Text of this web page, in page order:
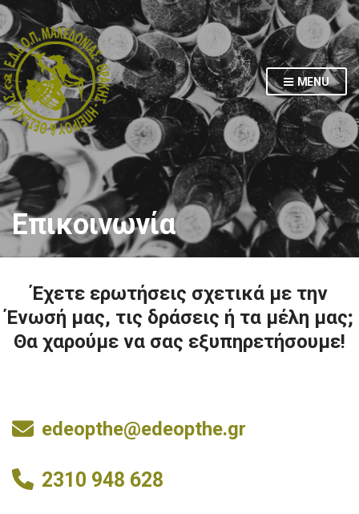
MENU
Επικοινωνία
Έχετε ερωτήσεις σχετικά με την
Ένωσή μας, τις δράσεις ή τα μέλη μας;
Θα χαρούμε να σας εξυπηρετήσουμε!
edeopthe@edeopthe.gr
2310 948 628